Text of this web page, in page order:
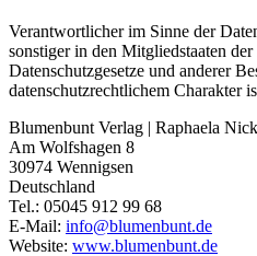
Verantwortlicher im Sinne der
sonstiger in den Mitgliedstaaten
Datenschutzgesetze und anderer
datenschutzrechtlichem Charakter
Blumenbunt Verlag | Raphaela
Am Wolfshagen 8
30974 Wennigsen
Deutschland
Tel.: 05045 912 99 68
E-Mail: info@blumenbunt.de
Website: www.blumenbunt.de